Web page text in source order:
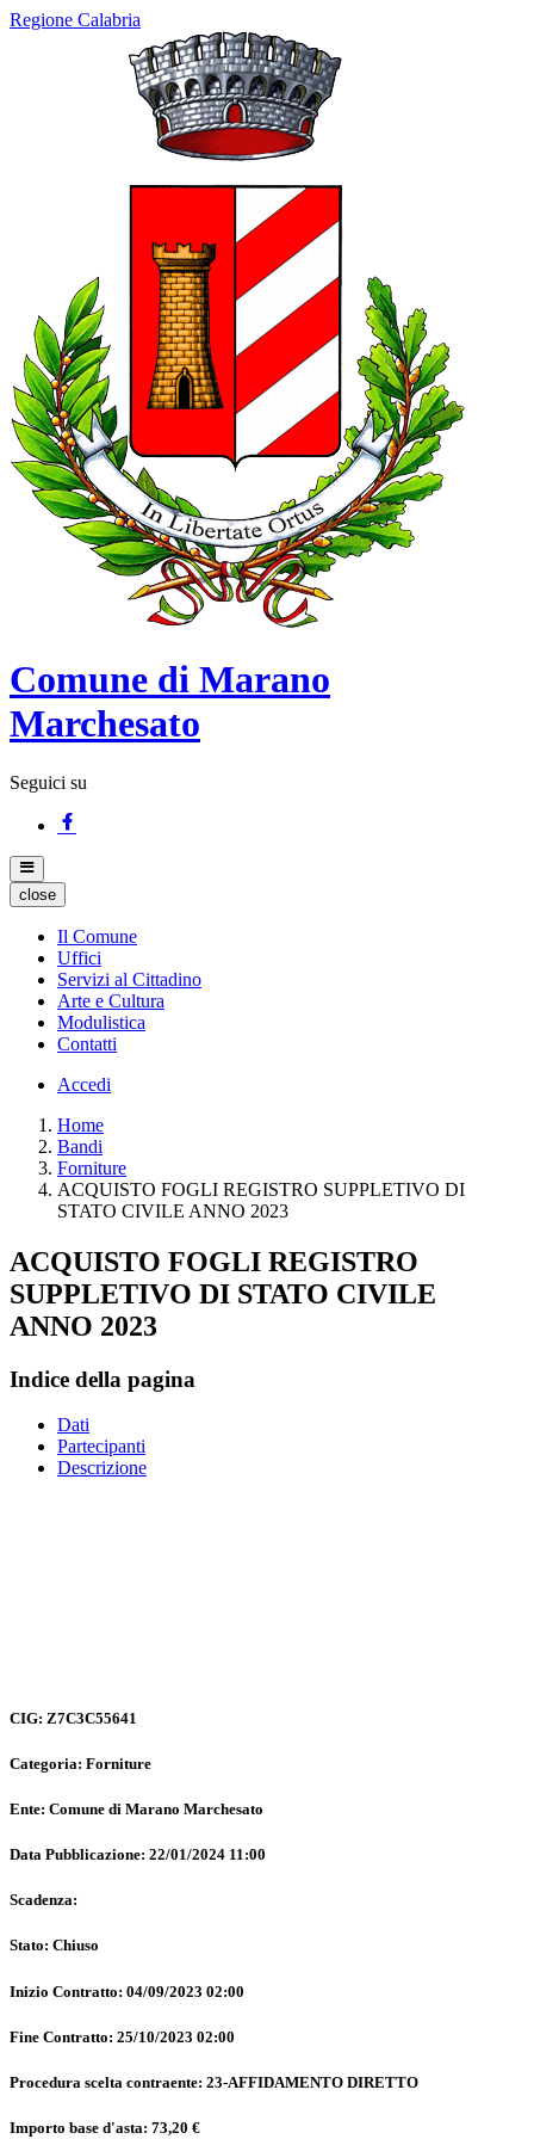
Regione Calabria
Comune di Marano
Marchesato
Seguici su
close
Il Comune
Uffici
Servizi al Cittadino
Arte e Cultura
Modulistica
Contatti
Accedi
Home
Bandi
Forniture
ACQUISTO FOGLI REGISTRO SUPPLETIVO DI
STATO CIVILE ANNO 2023
ACQUISTO FOGLI REGISTRO
SUPPLETIVO DI STATO CIVILE
ANNO 2023
Indice della pagina
Dati
Partecipanti
Descrizione
CIG: Z7C3C55641
Categoria: Forniture
Ente: Comune di Marano Marchesato
Data Pubblicazione: 22/01/2024 11:00
Scadenza:
Stato: Chiuso
Inizio Contratto: 04/09/2023 02:00
Fine Contratto: 25/10/2023 02:00
Procedura scelta contraente: 23-AFFIDAMENTO DIRETTO
Importo base d'asta: 73,20 €